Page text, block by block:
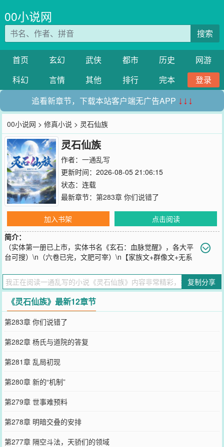
00小说网
搜索
首页 玄幻 武侠 都市 历史
网游
科幻
言情 其他 排行 完本
登录
追看新章节，下载本站客户端无广告APP ↓↓↓
00小说网 >修真小说 > 灵石仙族
灵石仙族
作者： 一通乱写
更新时间：2026-08-05 21:06:15
状态：连载
最新章节： 第283章 你们说错了
加入书架
点击阅读
简介：
（实体第一册已上市，实体书名《玄石：血脉觉醒》，各大平
台可搜）\n（六卷已完，文肥可宰）\n【家族文+群像文+无系
（已完）\n第二卷:凝元争锋（已完）\n第三卷:乘风化龙（已完）\n第
四卷:惊鸿月陨（已完）\n第五卷:定鼎西北（已完）\n第六卷:沧澜仙争
（已完）\n第七卷:天海竞逐（连载）\n陈阳意外穿越，变成了一块诞
生了神智的奇异灵石。\n不但能够吐纳天地灵气修炼，而且随着修为
境界增长，他还能够不断获得新的能力神通。\n陈阳就这么静静的躺
了二十年，直到秘境现世之日，杨家二人涉险进入秘境中寻觅机缘，
命运的齿轮开始了运转。\n（本书境界:聚气、凝元、通灵、真意、洞
玄、踏虚、通天、渡劫、飞升...）
您要是觉得《 灵石仙族
里的朋友推荐哦！
复制分享
《灵石仙族》最新12章节
第283章 你们说错了
第282章 杨氏与道院的答复
第281章 乱局初现
第280章 新的“机制”
第279章 世事难预料
第278章 明暗交叠的安排
第277章 隔空斗法，天骄们的领域